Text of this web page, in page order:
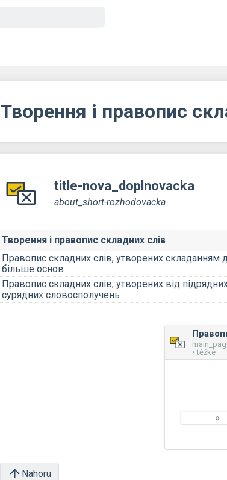
Творення і правопис
title-nova_doplnovacka
about_short-rozhodovacka
Творення і правопис складних слів
Правопис складних слів, утворених складанням
більше основ
Правопис складних слів, утворених від
сурядних словосполучень
• těžké
Nahoru